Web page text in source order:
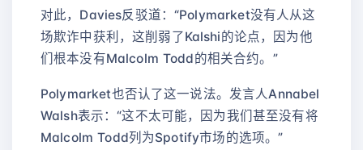
对此，Davies反驳道：“Polymarket没有人从这
场欺诈中获利，这削弱了Kalshi的论点，因为他
们根本没有Malcolm Todd的相关合约。”
Polymarket也否认了这一说法。发言人Annabel
Walsh表示：“这不太可能，因为我们甚至没有将
Malcolm Todd列为Spotify市场的选项。”